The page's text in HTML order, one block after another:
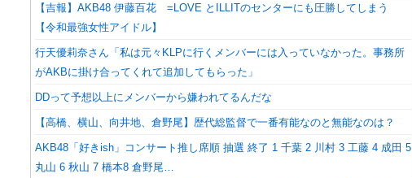
【吉報】AKB48 伊藤百花 =LOVE とILLITのセンターにも圧勝してしまう
【令和最強女性アイドル】
行天優莉奈さん「私は元々KLPに行くメンバーには入っていなかった。事務所
がAKBに掛け合ってくれて追加してもらった」
DDって予想以上にメンバーから嫌われてるんだな
【高橋、横山、向井地、倉野尾】歴代総監督で一番有能なのと無能なのは？
AKB48「好きish」コンサート推し席順 抽選 終了 1 千葉 2 川村 3 工藤 4 成田 5
丸山 6 秋山 7 橋本8 倉野尾…